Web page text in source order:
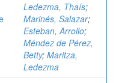
Ledezma, Thaís;
Marinés, Salazar;
Esteban, Arrollo;
Méndez de Pérez,
Betty; Maritza,
Ledezma